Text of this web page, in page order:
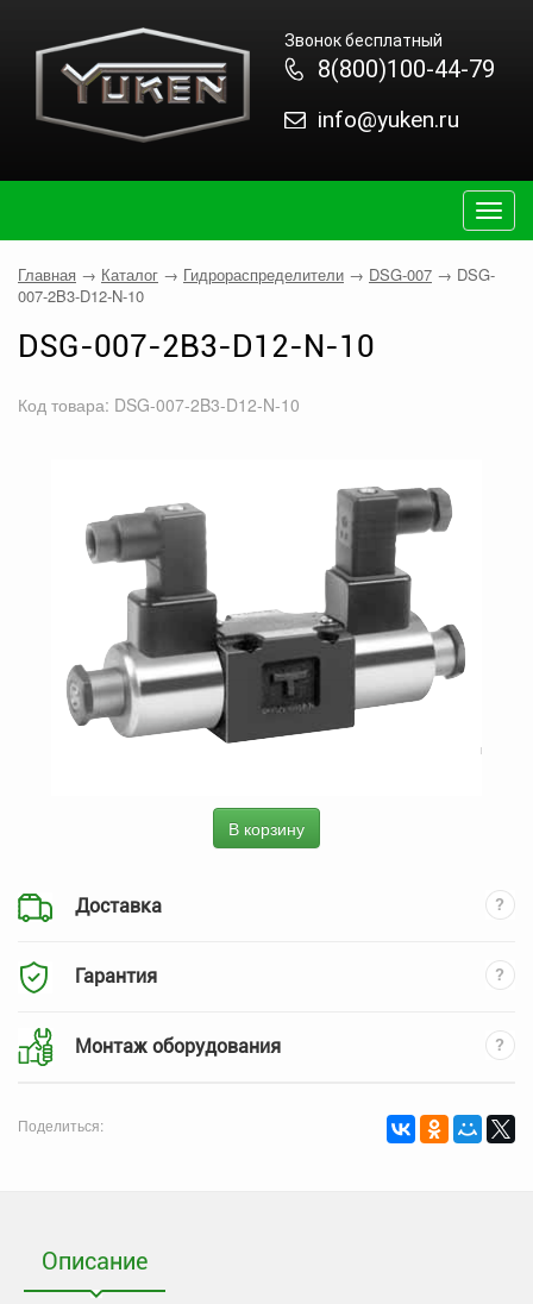
Звонок бесплатный
8(800)100-44-79
info@yuken.ru
Главная → Каталог → Гидрораспределители → DSG-007 → DSG-
007-2B3-D12-N-10
DSG-007-2B3-D12-N-10
Код товара: DSG-007-2B3-D12-N-10
В корзину
Доставка
Гарантия
Монтаж оборудования
Поделиться:
Описание